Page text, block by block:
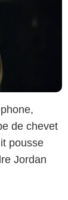
de chevet
pousse
Jordan